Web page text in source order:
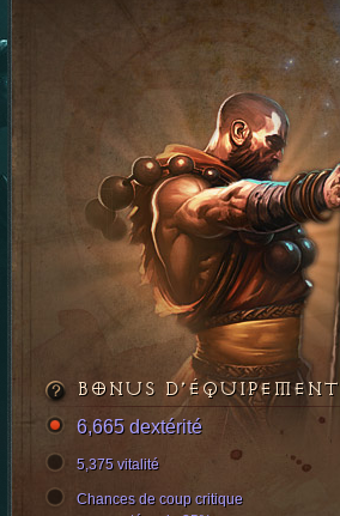
BONUS D’ÉQUIPEMENT
6,665 dextérité
5,375 vitalité
Chances de coup critique